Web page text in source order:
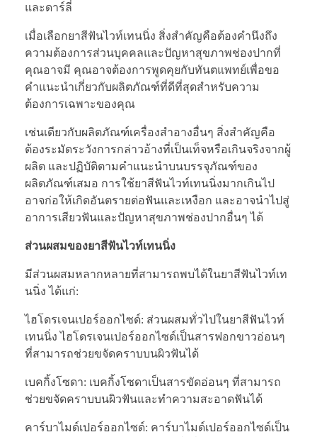
และดาร์ลี่
เมื่อเลือกยาสีฟันไวท์เทนนิ่ง สิ่งสำคัญคือต้องคำนึงถึง
ความต้องการส่วนบุคคลและปัญหาสุขภาพช่องปากที่
คุณอาจมี คุณอาจต้องการพูดคุยกับทันตแพทย์เพื่อขอ
คำแนะนำเกี่ยวกับผลิตภัณฑ์ที่ดีที่สุดสำหรับความ
ต้องการเฉพาะของคุณ
เช่นเดียวกับผลิตภัณฑ์เครื่องสำอางอื่นๆ สิ่งสำคัญคือ
ต้องระมัดระวังการกล่าวอ้างที่เป็นเท็จหรือเกินจริงจากผู้
ผลิต และปฏิบัติตามคำแนะนำบนบรรจุภัณฑ์ของ
ผลิตภัณฑ์เสมอ การใช้ยาสีฟันไวท์เทนนิ่งมากเกินไป
อาจก่อให้เกิดอันตรายต่อฟันและเหงือก และอาจนำไปสู่
อาการเสียวฟันและปัญหาสุขภาพช่องปากอื่นๆ ได้
ส่วนผสมของยาสีฟันไวท์เทนนิ่ง
มีส่วนผสมหลากหลายที่สามารถพบได้ในยาสีฟันไวท์เท
นนิ่ง ได้แก่:
ไฮโดรเจนเปอร์ออกไซด์: ส่วนผสมทั่วไปในยาสีฟันไวท์
เทนนิ่ง ไฮโดรเจนเปอร์ออกไซด์เป็นสารฟอกขาวอ่อนๆ
ที่สามารถช่วยขจัดคราบบนผิวฟันได้
เบคกิ้งโซดา: เบคกิ้งโซดาเป็นสารขัดอ่อนๆ ที่สามารถ
ช่วยขจัดคราบบนผิวฟันและทำความสะอาดฟันได้
คาร์บาไมด์เปอร์ออกไซด์: คาร์บาไมด์เปอร์ออกไซด์เป็น